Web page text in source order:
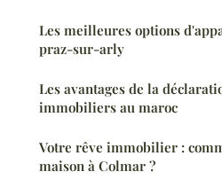
Les meilleures options
praz-sur-arly
Les avantages de la
immobiliers au maroc
Votre rêve immobilier :
maison à Colmar ?